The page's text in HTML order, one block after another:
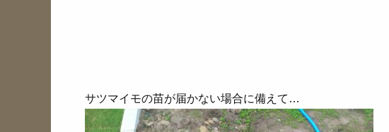
サツマイモの苗が届かない場合に備えて…